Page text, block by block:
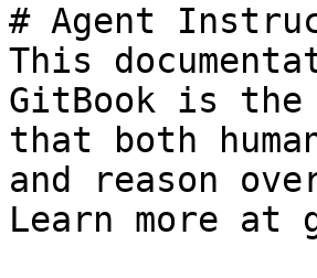
# Agent
This
GitBook is the
that both
and reason
Learn more at